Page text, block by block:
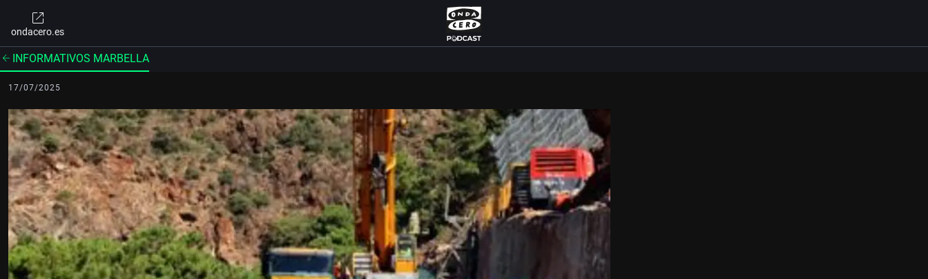
ondacero.es
INFORMATIVOS MARBELLA
17/07/2025